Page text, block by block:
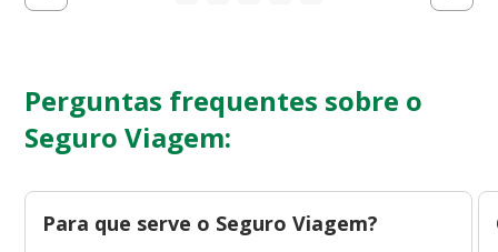
Perguntas frequentes sobre o
Seguro Viagem:
Para que serve o Seguro Viagem?